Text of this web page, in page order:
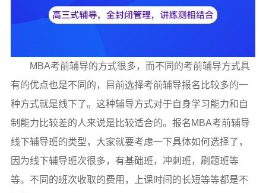
MBA考前辅导的方式很多，而不同的考前辅导方式具
有的优点也是不同的，目前选择考前辅导报名比较多的一
种方式就是线下了。这种辅导方式对于自身学习能力和自
制能力比较差的人来说是比较适合的。报名MBA考前辅导
线下辅导班的类型，大家就要考虑一下具体如何选择了，
因为线下辅导班次很多，有基础班，冲刺班，刷题班等
等。不同的班次收取的费用，上课时间的长短等等都是不